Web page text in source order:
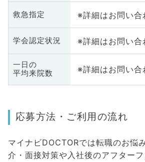
救急指定 ※詳細はお問い合
学会認定状況 ※詳細はお問い合
一日の
平均来院数
※詳細はお問い合
応募方法・ご利用の流れ
マイナビDOCTORでは転職のお悩
介・面接対策や入社後のアフター